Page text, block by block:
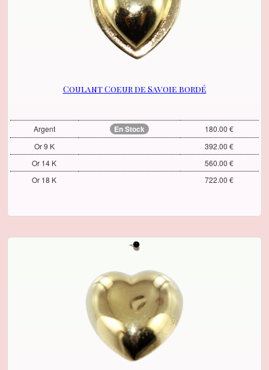
Coulant Coeur de Savoie bordé
Argent En Stock
180.00 €
Or 9 K
392.00 €
Or 14 K
560.00 €
Or 18 K
722.00 €